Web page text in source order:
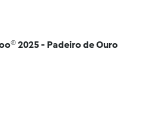
2025 - Padeiro de Ouro